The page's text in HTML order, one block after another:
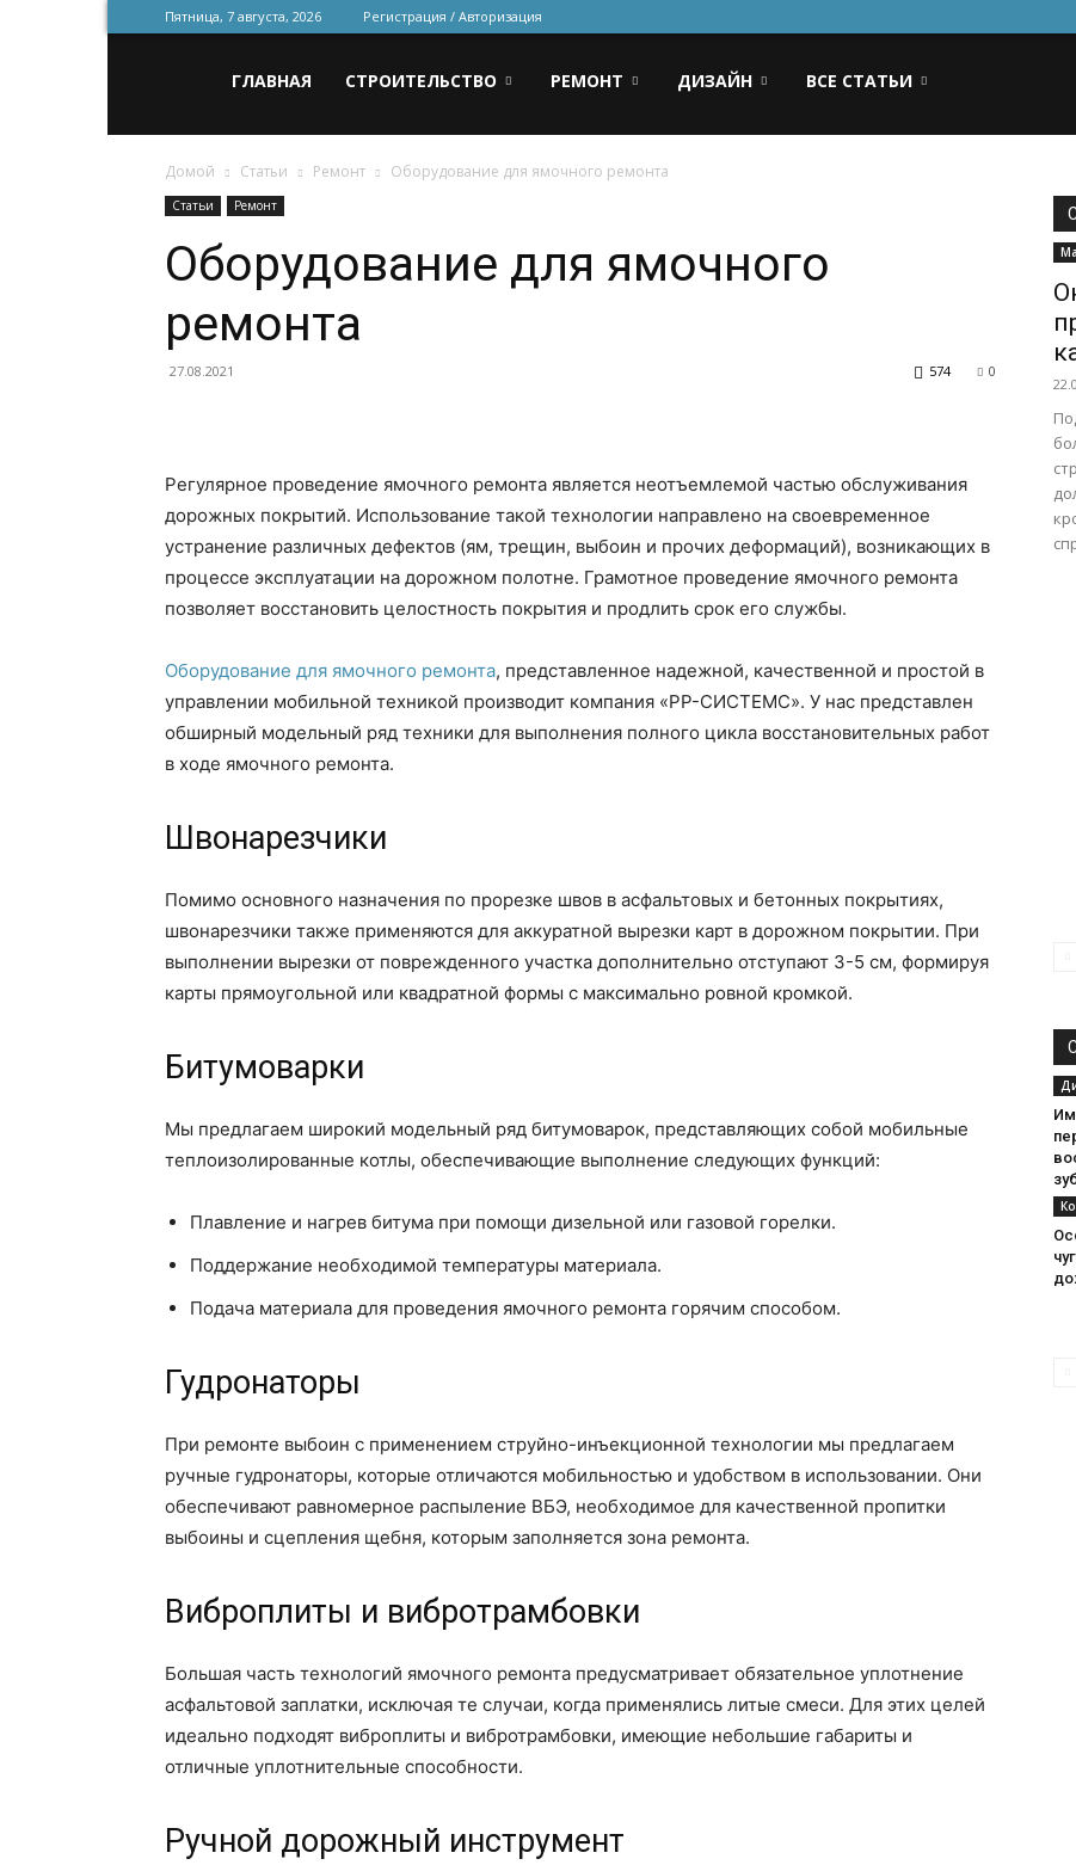
Пятница, 7 августа, 2026 Регистрация / Авторизация
для
строительства
и
ГЛАВНАЯ СТРОИТЕЛЬСТВО РЕМОНТ ДИЗАЙН ВСЕ СТАТЬИ
Домой Статьи Ремонт Оборудование для ямочного ремонта
Статьи Ремонт
Оборудование для ямочного
ремонта
27.08.2021 0
574
Регулярное проведение ямочного ремонта является неотъемлемой частью обслуживания
дорожных покрытий. Использование такой технологии направлено на своевременное
устранение различных дефектов (ям, трещин, выбоин и прочих деформаций), возникающих в
процессе эксплуатации на дорожном полотне. Грамотное проведение ямочного ремонта
позволяет восстановить целостность покрытия и продлить срок его службы.
Оборудование для ямочного ремонта, представленное надежной, качественной и простой в
управлении мобильной техникой производит компания «РР-СИСТЕМС». У нас представлен
обширный модельный ряд техники для выполнения полного цикла восстановительных работ
в ходе ямочного ремонта.
Швонарезчики
Помимо основного назначения по прорезке швов в асфальтовых и бетонных покрытиях,
швонарезчики также применяются для аккуратной вырезки карт в дорожном покрытии. При
выполнении вырезки от поврежденного участка дополнительно отступают 3-5 см, формируя
карты прямоугольной или квадратной формы с максимально ровной кромкой.
Битумоварки
Мы предлагаем широкий модельный ряд битумоварок, представляющих собой мобильные
теплоизолированные котлы, обеспечивающие выполнение следующих функций:
Плавление и нагрев битума при помощи дизельной или газовой горелки.
Поддержание необходимой температуры материала.
Подача материала для проведения ямочного ремонта горячим способом.
Гудронаторы
При ремонте выбоин с применением струйно-инъекционной технологии мы предлагаем
ручные гудронаторы, которые отличаются мобильностью и удобством в использовании. Они
обеспечивают равномерное распыление ВБЭ, необходимое для качественной пропитки
выбоины и сцепления щебня, которым заполняется зона ремонта.
Виброплиты и вибротрамбовки
Большая часть технологий ямочного ремонта предусматривает обязательное уплотнение
асфальтовой заплатки, исключая те случаи, когда применялись литые смеси. Для этих целей
идеально подходят виброплиты и вибротрамбовки, имеющие небольшие габариты и
отличные уплотнительные способности.
Ручной дорожный инструмент